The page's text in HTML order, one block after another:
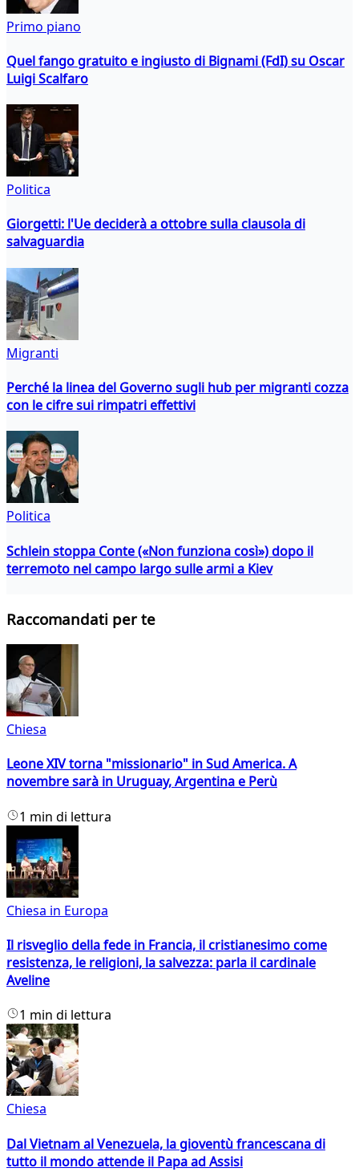
Primo piano
Quel fango gratuito e ingiusto di Bignami (FdI) su Oscar
Luigi Scalfaro
Politica
Giorgetti: l'Ue deciderà a ottobre sulla clausola di
salvaguardia
Migranti
Perché la linea del Governo sugli hub per migranti cozza
con le cifre sui rimpatri effettivi
Politica
Schlein stoppa Conte («Non funziona così») dopo il
terremoto nel campo largo sulle armi a Kiev
Raccomandati per te
Chiesa
Leone XIV torna "missionario" in Sud America. A
novembre sarà in Uruguay, Argentina e Perù
1 min di lettura
Chiesa in Europa
Il risveglio della fede in Francia, il cristianesimo come
resistenza, le religioni, la salvezza: parla il cardinale
Aveline
1 min di lettura
Chiesa
Dal Vietnam al Venezuela, la gioventù francescana di
tutto il mondo attende il Papa ad Assisi